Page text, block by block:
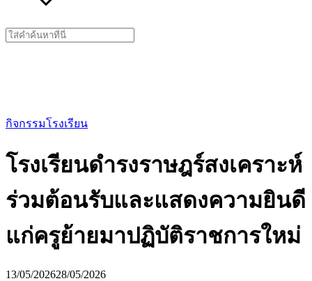
Search
for:
กิจกรรมโรงเรียน
โรงเรียนดำรงราษฎร์สงเคราะห์
ร่วมต้อนรับและแสดงความยินดี
แก่ครูย้ายมาปฏิบัติราชการใหม่
13/05/202628/05/2026